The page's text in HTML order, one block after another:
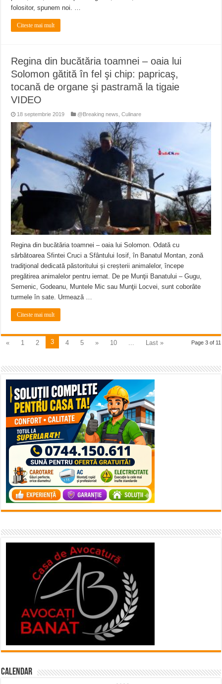
folositor, spunem noi. …
Citeste mai mult
Regina din bucătăria toamnei – oaia lui
Solomon gătită în fel şi chip: papricaş,
tocană de organe şi pastramă la tigaie
VIDEO
18 septembrie 2019 @Breaking news ,Culinare
Regina din bucătăria toamnei – oaia lui Solomon. Odată cu
sărbătoarea Sfintei Cruci a Sfântului Iosif, în Banatul Montan, zonă
tradiţional dedicată păstoritului și creșterii animalelor, începe
pregătirea animalelor pentru iernat. De pe Munţii Banatului – Gugu,
Semenic, Godeanu, Muntele Mic sau Munţii Locvei, sunt coborâte
turmele în sate. Urmează …
Citeste mai mult
Page 3 of 11
« 1 2 3 4 5 » 10 ... Last »
Calendar